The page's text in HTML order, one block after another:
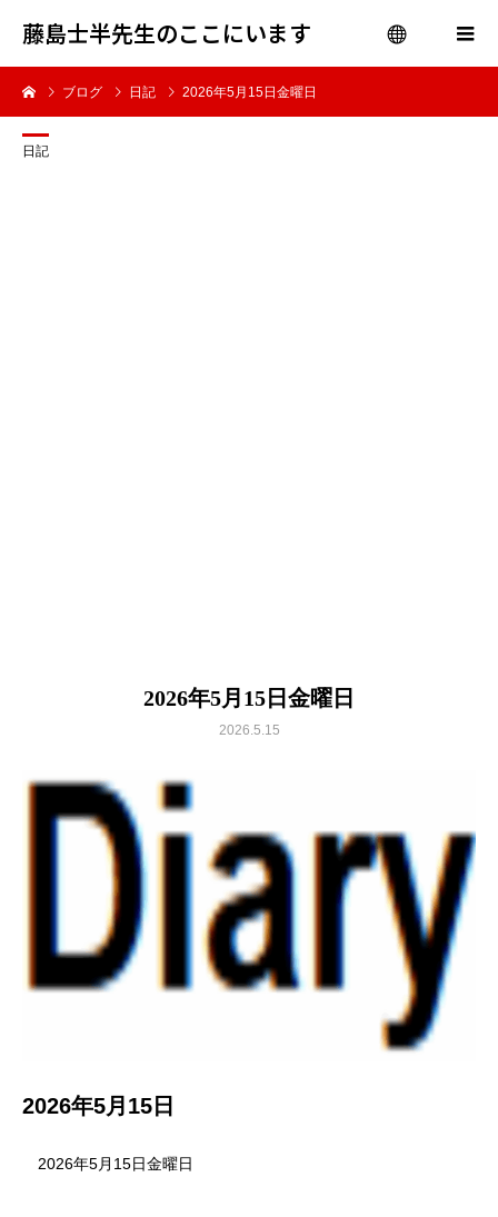
藤島士半先生のここにいます
ブログ 日記 2026年5月15日金曜日
日記
2026年5月15日金曜日
2026.5.15
2026年5月15日
2026年5月15日金曜日